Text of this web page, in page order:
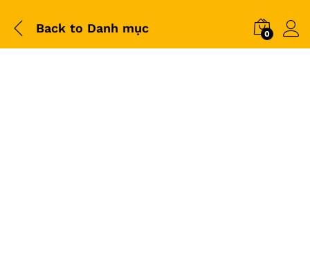
Back to Danh mục 0